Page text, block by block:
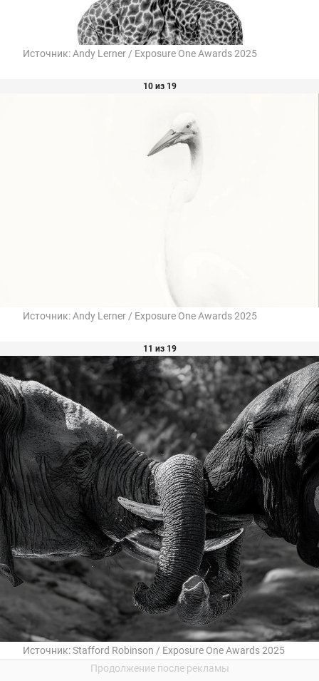
Источник:Andy Lerner / Exposure One Awards 2025
10 из 19
Источник:Andy Lerner / Exposure One Awards 2025
11 из 19
Источник:Stafford Robinson / Exposure One Awards 2025